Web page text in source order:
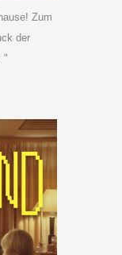
Zum
der
"